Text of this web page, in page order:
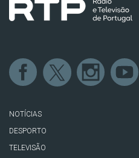
NOTÍCIAS
DESPORTO
TELEVISÃO